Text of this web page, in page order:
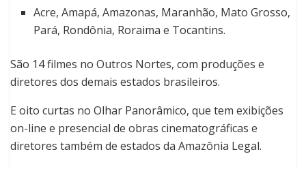
Acre, Amapá, Amazonas, Maranhão, Mato Grosso,
Pará, Rondônia, Roraima e Tocantins.
São 14 filmes no Outros Nortes, com produções e
diretores dos demais estados brasileiros.
E oito curtas no Olhar Panorâmico, que tem exibições
on-line e presencial de obras cinematográficas e
diretores também de estados da Amazônia Legal.